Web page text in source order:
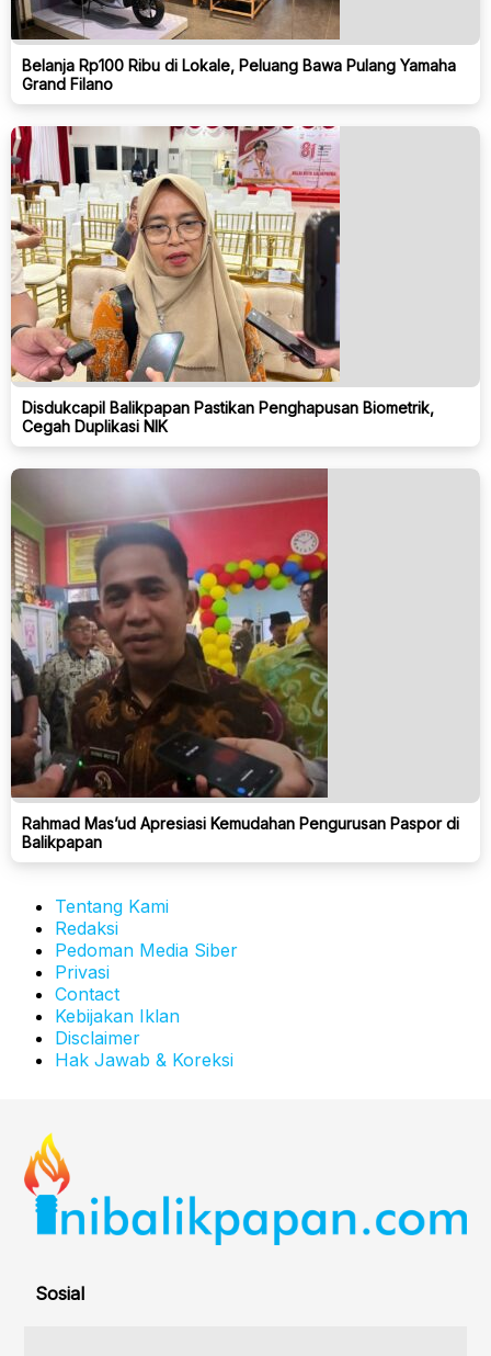
Belanja Rp100 Ribu di Lokale, Peluang Bawa Pulang Yamaha
Grand Filano
Disdukcapil Balikpapan Pastikan Penghapusan Biometrik,
Cegah Duplikasi NIK
Rahmad Mas’ud Apresiasi Kemudahan Pengurusan Paspor di
Balikpapan
Tentang Kami
Redaksi
Pedoman Media Siber
Privasi
Contact
Kebijakan Iklan
Disclaimer
Hak Jawab & Koreksi
Sosial